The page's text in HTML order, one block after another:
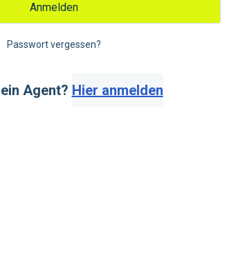
Anmelden
Passwort vergessen?
Agent? Hier anmelden